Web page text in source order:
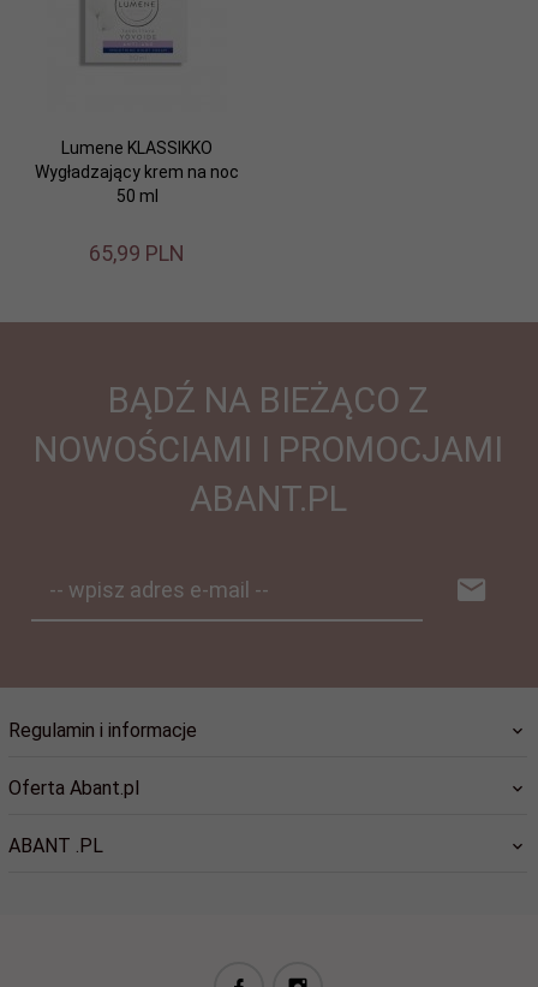
Lumene KLASSIKKO
Wygładzający krem na noc
50 ml
65,99 PLN
BĄDŹ NA BIEŻĄCO Z
NOWOŚCIAMI I PROMOCJAMI
ABANT.PL
-- wpisz adres e-mail --
Regulamin i informacje
Oferta Abant.pl
ABANT .PL